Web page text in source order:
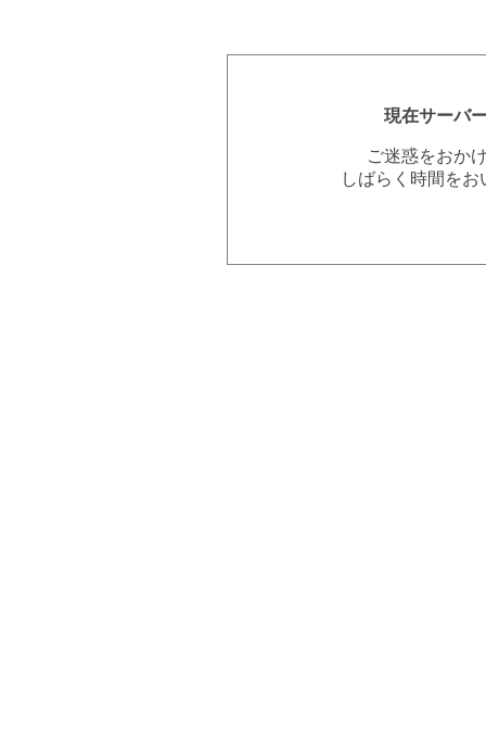
現在サーバ
ご迷惑をおか
しばらく時間を